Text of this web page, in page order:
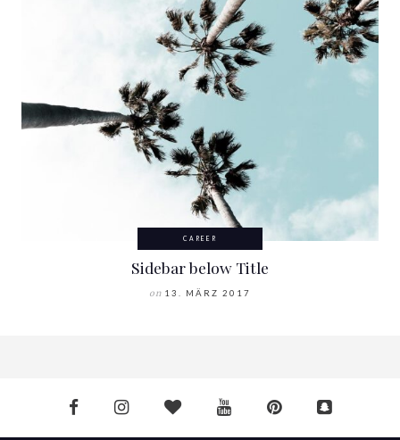
CAREER
Sidebar below Title
on 13. MÄRZ 2017